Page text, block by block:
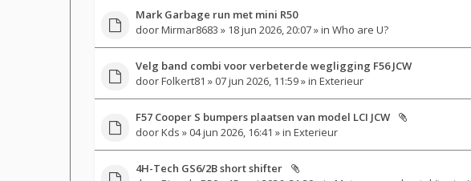
Mark Garbage run met mini R50
doorMirmar8683 » 18 jun 2026, 20:07 » in Who are U?
Velg band combi voor verbeterde wegligging F56 JCW
doorFolkert81 » 07 jun 2026, 11:59 » in Exterieur
F57 Cooper S bumpers plaatsen van model LCI JCW
doorKds » 04 jun 2026, 16:41 » in Exterieur
4H-Tech GS6/2B short shifter